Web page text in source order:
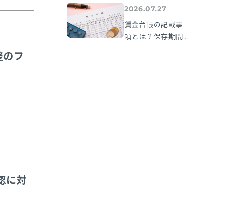
フ
に対
解説【令和８年度
2026.07.27
賃金台帳の記載事
項とは？保存期間